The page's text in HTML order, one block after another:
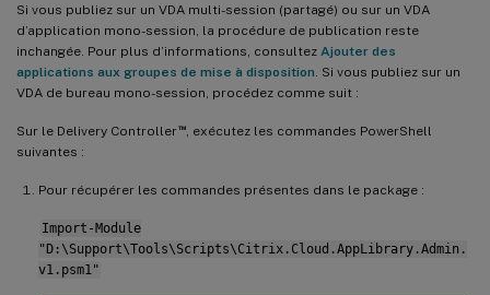
Si vous publiez sur un VDA multi-session (partagé) ou sur un VDA
d’application mono-session, la procédure de publication reste
inchangée. Pour plus d’informations, consultez Ajouter des
applications aux groupes de mise à disposition . Si vous publiez sur un
VDA de bureau mono-session, procédez comme suit :
Sur le Delivery Controller™, exécutez les commandes PowerShell
suivantes :
Pour récupérer les commandes présentes dans le package :
Import-Module
"D:\Support\Tools\Scripts\Citrix.Cloud.AppLibrary.Admin.
v1.psm1"